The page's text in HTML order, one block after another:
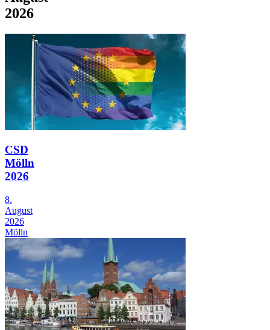
2026
CSD
Mölln
2026
8.
August
2026
Mölln